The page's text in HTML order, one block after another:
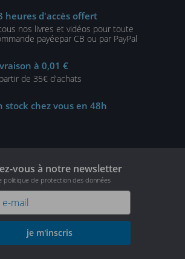
heures d'accès offert
nos livres et vidéos pour toute
payéepar CB ou par PayPal
à 0,01 €
de 35€ d'achats
stock chez vous en 48h
vous à notre newsletter
politique de protection des données
je m'inscris